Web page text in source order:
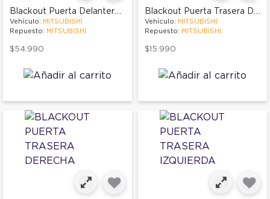
Blackout Puerta Delantera Izquierda
Vehículo: MITSUBISHI
Repuesto: MITSUBISHI
$54.990
Blackout Puerta Trasera Derecha
Vehículo: MITSUBISHI
Repuesto: MITSUBISHI
$15.990